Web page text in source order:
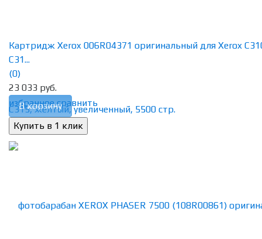
избранное сравнить
Картридж Xerox 006R04371 оригинальный для Xerox
C31...
(0)
23 033 руб.
В корзину